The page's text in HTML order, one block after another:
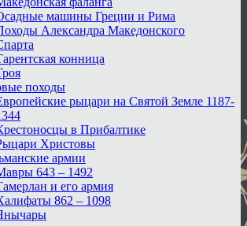
машины Греции и Рима
Александра Македонского
конница
походы
рыцари на Святой Земле 1187-
в Прибалтике
Христовы
армии
643 – 1492
и его армия
862 – 1098